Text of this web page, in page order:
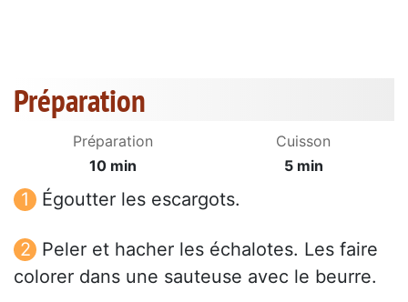
Préparation
Préparation
10 min
Cuisson
5 min
Égoutter les escargots.
Peler et hacher les échalotes. Les faire
colorer dans une sauteuse avec le beurre.